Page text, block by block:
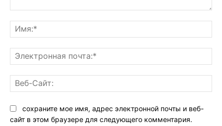
сохраните мое имя, адрес электронной почты и веб-
сайт в этом браузере для следующего комментария.